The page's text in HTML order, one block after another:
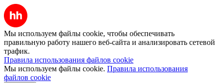
Мы используем файлы cookie, чтобы обеспечивать
правильную работу нашего веб-сайта и анализировать сетевой
трафик.
Правила использования файлов cookie
Мы используем файлы cookie. Правила использования
файлов cookie